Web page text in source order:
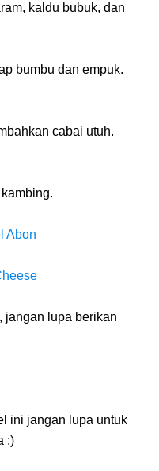
kaldu bubuk, dan
bumbu dan empuk.
cabai utuh.
Abon
jangan lupa berikan
ini jangan lupa untuk
:)